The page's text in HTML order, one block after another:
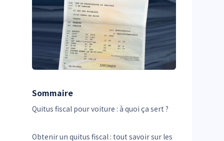
Sommaire
Quitus fiscal pour voiture : à quoi ça sert ?
Obtenir un quitus fiscal : tout savoir sur les